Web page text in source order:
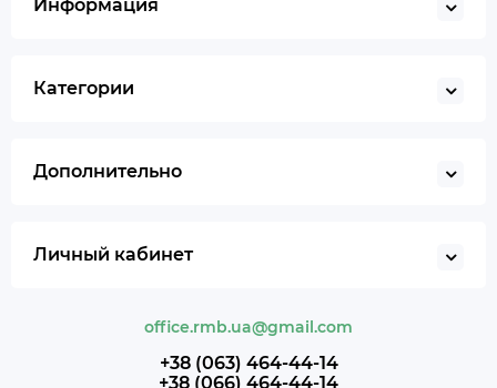
Информация
Категории
Дополнительно
Личный кабинет
office.rmb.ua@gmail.com
+38 (063) 464-44-14
+38 (066) 464-44-14